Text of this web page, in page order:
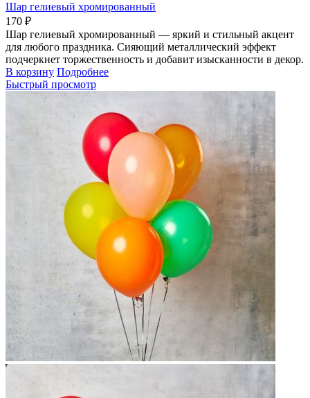
Шар гелиевый хромированный
170 ₽
Шар гелиевый хромированный — яркий и стильный акцент
для любого праздника. Сияющий металлический эффект
подчеркнет торжественность и добавит изысканности в декор.
В корзину Подробнее
Быстрый просмотр